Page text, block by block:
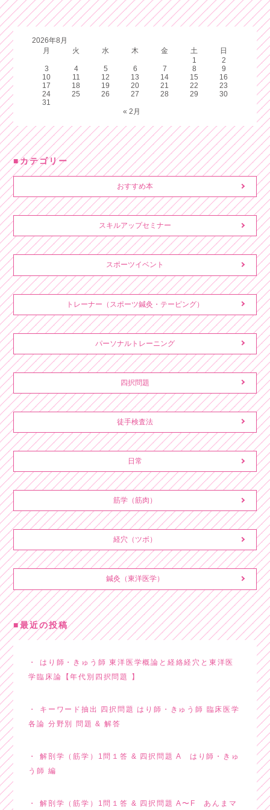
2026年8月
月
火 水 木 金 土
日
1
2
3
4 5 6 7 8
9
10
11 12 13 14 15
16
17
18 19 20 21 22
23
24
25 26 27 28 29
30
31
« 2月
カテゴリー
おすすめ本
スキルアップセミナー
スポーツイベント
トレーナー（スポーツ鍼灸・テーピング）
パーソナルトレーニング
四択問題
徒手検査法
日常
筋学（筋肉）
経穴（ツボ）
鍼灸（東洋医学）
最近の投稿
はり師・きゅう師 東洋医学概論と経絡経穴と東洋医
学臨床論【年代別四択問題 】
キーワード抽出 四択問題 はり師・きゅう師 臨床医学
各論 分野別 問題 & 解答
解剖学（筋学）1問１答 & 四択問題 A はり師・きゅ
う師 編
解剖学（筋学）1問１答 & 四択問題 A〜F あんまマ